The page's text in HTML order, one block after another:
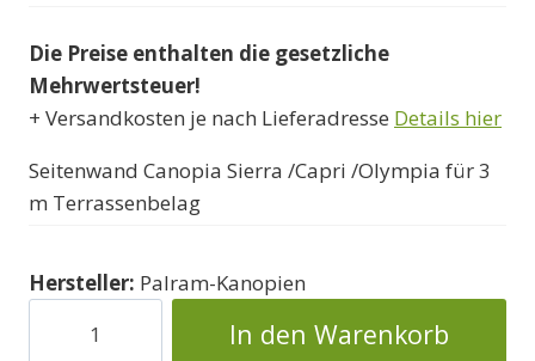
war:
358000 Ft
ist:
339000 Ft.
Die Preise enthalten die gesetzliche
Mehrwertsteuer!
+ Versandkosten je nach Lieferadresse Details hier
Seitenwand Canopia Sierra /Capri /Olympia für 3
m Terrassenbelag
Hersteller: Palram-Kanopien
Canopia
In den Warenkorb